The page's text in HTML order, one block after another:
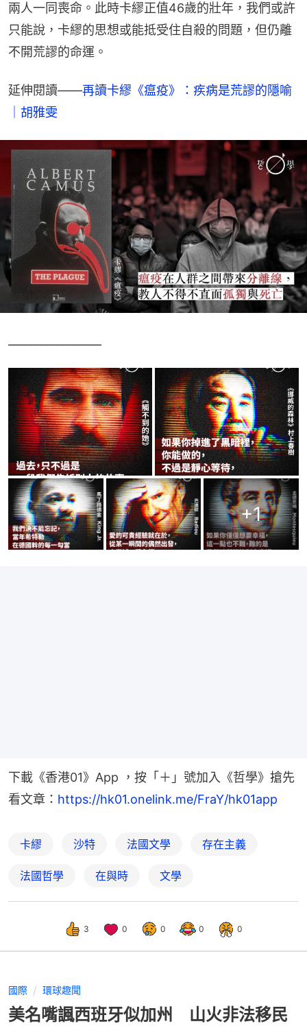
兩人一同喪命。此時卡繆正值46歲的壯年，我們或許
只能說，卡繆的思想或能抵受住自殺的問題，但仍離
不開荒謬的命運。
延伸閱讀——再讀卡繆《瘟疫》：疾病是荒謬的隱喻
｜胡雅雯
+1
下載《香港01》App ，按「＋」號加入《哲學》搶先
看文章： https://hk01.onelink.me/FraY/hk01app
卡繆 沙特 法國文學 存在主義
法國哲學 在與時 文學
3 0 0 0 0
國際 環球趣聞
美名嘴諷西班牙似加州 山火非法移民